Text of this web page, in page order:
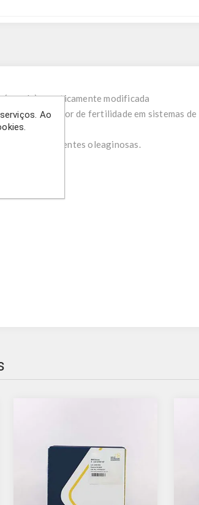
(canola) geneticamente modificada
restaurador de fertilidade em sistemas de
rações e sementes oleaginosas.
Ao